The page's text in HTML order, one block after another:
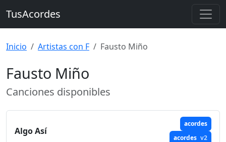
TusAcordes
Inicio Artistas con F Fausto Miño
Fausto Miño
Canciones disponibles
Algo Así
acordes
acordes v2